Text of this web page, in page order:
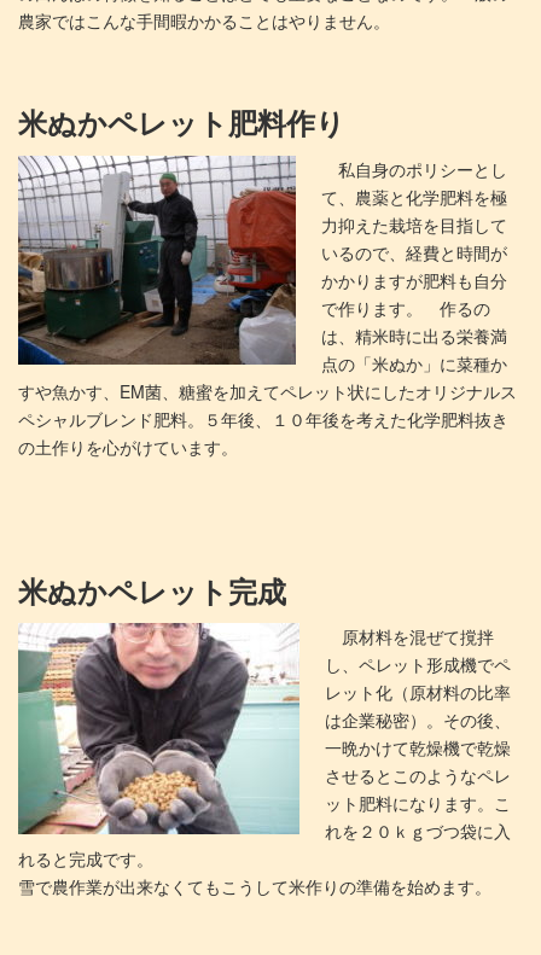
農家ではこんな手間暇かかることはやりません。
米ぬかペレット肥料作り
私自身のポリシーとし
て、農薬と化学肥料を極
力抑えた栽培を目指して
いるので、経費と時間が
かかりますが肥料も自分
で作ります。 作るの
は、精米時に出る栄養満
点の「米ぬか」に菜種か
すや魚かす、EM菌、糖蜜を加えてペレット状にしたオリジナルス
ペシャルブレンド肥料。５年後、１０年後を考えた化学肥料抜き
の土作りを心がけています。
米ぬかペレット完成
原材料を混ぜて撹拌
し、ペレット形成機でペ
レット化（原材料の比率
は企業秘密）。その後、
一晩かけて乾燥機で乾燥
させるとこのようなペレ
ット肥料になります。こ
れを２０ｋｇづつ袋に入
れると完成です。
雪で農作業が出来なくてもこうして米作りの準備を始めます。